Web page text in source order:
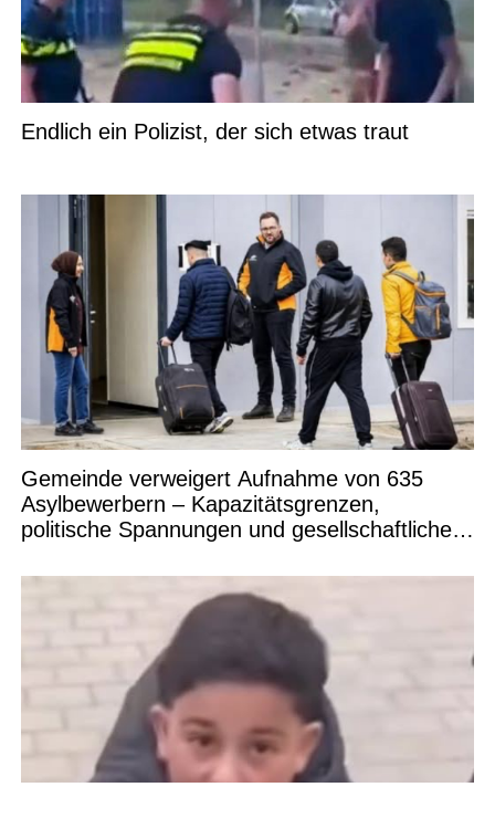
Endlich ein Polizist, der sich etwas traut
Gemeinde verweigert Aufnahme von 635
Asylbewerbern – Kapazitätsgrenzen,
politische Spannungen und gesellschaftliche